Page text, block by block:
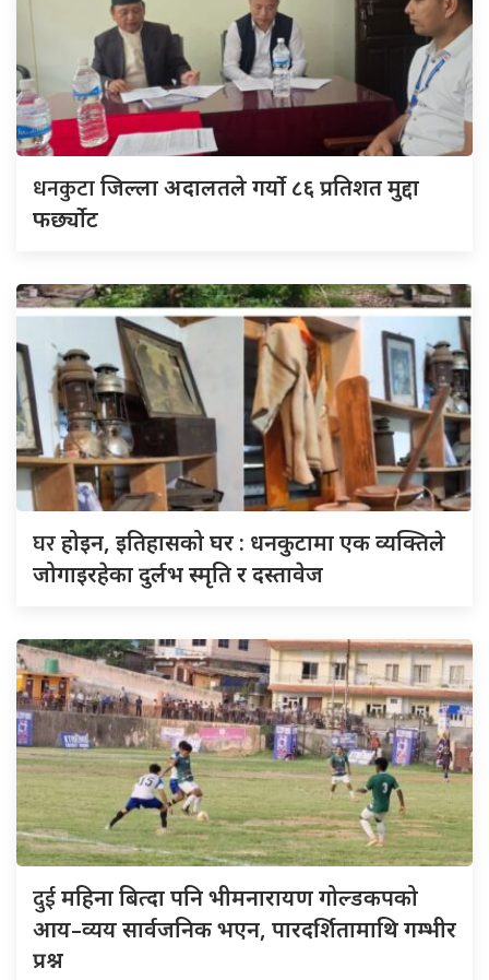
धनकुटाजिल्ला अदालतले गर्यो ८६ प्रतिशत मुद्दा
फर्छ्योट
घरहोइन, इतिहासको घर : धनकुटामा एक व्यक्तिले
जोगाइरहेका दुर्लभ स्मृति र दस्तावेज
दुईमहिना बित्दा पनि भीमनारायण गोल्डकपको
आय–व्यय सार्वजनिक भएन, पारदर्शितामाथि गम्भीर
प्रश्न